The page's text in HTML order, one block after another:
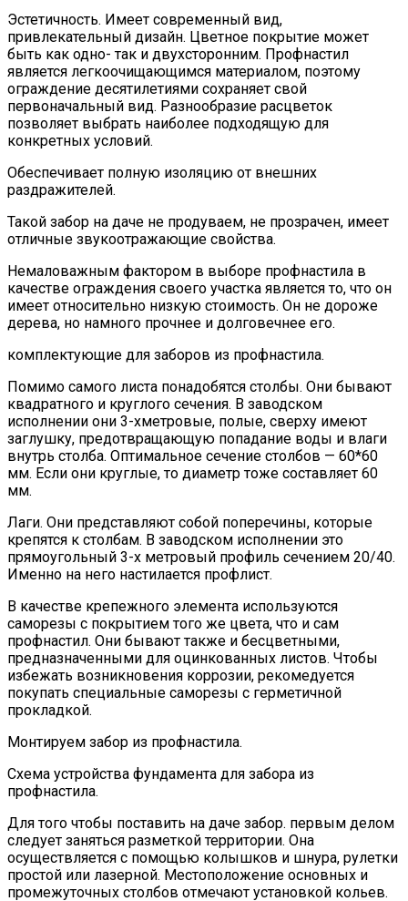
Эстетичность. Имеет современный вид,
привлекательный дизайн. Цветное покрытие может
быть как одно- так и двухсторонним. Профнастил
является легкоочищающимся материалом, поэтому
ограждение десятилетиями сохраняет свой
первоначальный вид. Разнообразие расцветок
позволяет выбрать наиболее подходящую для
конкретных условий.
Обеспечивает полную изоляцию от внешних
раздражителей.
Такой забор на даче не продуваем, не прозрачен, имеет
отличные звукоотражающие свойства.
Немаловажным фактором в выборе профнастила в
качестве ограждения своего участка является то, что он
имеет относительно низкую стоимость. Он не дороже
дерева, но намного прочнее и долговечнее его.
комплектующие для заборов из профнастила.
Помимо самого листа понадобятся столбы. Они бывают
квадратного и круглого сечения. В заводском
исполнении они 3-хметровые, полые, сверху имеют
заглушку, предотвращающую попадание воды и влаги
внутрь столба. Оптимальное сечение столбов — 60*60
мм. Если они круглые, то диаметр тоже составляет 60
мм.
Лаги. Они представляют собой поперечины, которые
крепятся к столбам. В заводском исполнении это
прямоугольный 3-х метровый профиль сечением 20/40.
Именно на него настилается профлист.
В качестве крепежного элемента используются
саморезы с покрытием того же цвета, что и сам
профнастил. Они бывают также и бесцветными,
предназначенными для оцинкованных листов. Чтобы
избежать возникновения коррозии, рекомедуется
покупать специальные саморезы с герметичной
прокладкой.
Монтируем забор из профнастила.
Схема устройства фундамента для забора из
профнастила.
Для того чтобы поставить на даче забор. первым делом
следует заняться разметкой территории. Она
осуществляется с помощью колышков и шнура, рулетки
простой или лазерной. Местоположение основных и
промежуточных столбов отмечают установкой кольев.